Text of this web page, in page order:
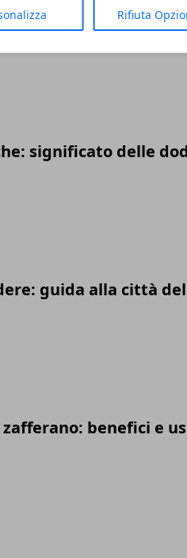
Rifiuta
calcolo e
significato delle
guida alla città
benefici e